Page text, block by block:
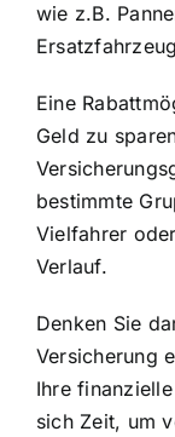
wie z.B.
Eine
Geld zu
bestimmte
Vielfahrer
Verlauf.
Denken Sie
Versicherung
Ihre
sich Zeit, um